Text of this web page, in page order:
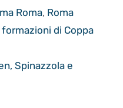
Roma, Roma
di Coppa
Spinazzola e